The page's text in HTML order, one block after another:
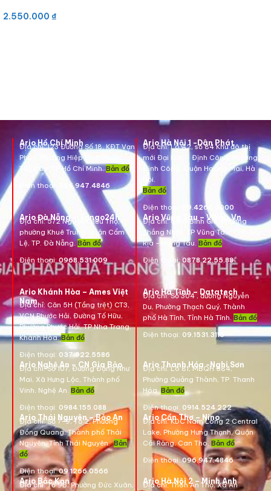
2.550.000 ₫
Ario Hồ Chí Minh
Địa chỉ:123 Đường Số 18, KĐT Vạn
Phúc, Phường Hiệp Bình Phước,
Thủ Đức, TP Hồ Chí Minh.Bản đồ
Điện thoại:
096.947.4846
Ario Hà Nội 1 -Dân Phát
Địa chỉ:Lô A2, số 84 Khu đô thị
mới Đại Kim – Định Công, Phường
Định Công, Quận Hoàng Mai, Hà
Nội.
Bản đồ
Điện thoại:
09.4260.5000
Ario Đà Nẵng – Tango24h
Địa chỉ: 572 Nguyễn Hữu Thọ,
phường Khuê Trung, quận Cẩm
Lệ, TP. Đà Nẵng.Bản đồ
Điện thoại:0968.531.009
Ario Vũng Tàu – Vikgo.Vn
Địa chỉ:661B Bình Giã, Phường
Thắng Nhất, TP Vũng Tàu, Tỉnh Bà
Rịa – Vũng Tàu. Bản đồ
Điện thoại:0878.22.55.88
Ario Khánh Hòa – Ames Việt
Nam
Địa chỉ: Căn 5H (Tầng trệt) CT3,
VCN Phước Hải, Đường Tố Hữu,
Phường Phước Hải, TP Nha Trang,
Khánh Hòa.Bản đồ
Điện thoại: 037.922.5586
Ario Hà Tĩnh – Datatech
Địa chỉ:Số 304 , đường Nguyễn
Du, Phường Thạch Quý, Thành
phố Hà Tĩnh, Tỉnh Hà Tĩnh. Bản đồ
Điện thoại: 09.1531.3116
Ario Nghệ An – CN Gia Bảo
Địa chỉ:Số 107, Đường Đặng Như
Mai, Xã Hưng Lộc, Thành phố
Vinh, Nghệ An. Bản đồ
Điện thoại: 0984.155.088
Ario Thanh Hóa -Nghi Sơn
Địa chỉ: Lô 81, MBQH 584,
Phường Quảng Thành, TP. Thanh
Hóa.Bản đồ
Điện thoại: 0914.524.222
Ario Thái Nguyên – Bảo An
Địa chỉ: Số 7-9, Tổ 2, Phường
Đồng Quang, Thành phố Thái
Nguyên, Tỉnh Thái Nguyên.Bản
đồ
Điện thoại:09.1266.0566
Ario Cần Thơ – Nino
Địa chỉ:KDC Nam Long 2 Central
Lake, Phường Hưng Thạnh, Quận
Cái Răng, Can Tho. Bản đồ
Điện thoại:096.947.4846
Ario Bắc Kạn
Địa chỉ:Tổ 9B, Phường Đức Xuân,
Ario Hà Nội 2 – Minh Anh
Địa chỉ:Thôn An Thọ, Xã An